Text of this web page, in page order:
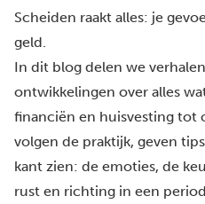
Scheiden raakt alles: je
geld.
In dit blog delen we
ontwikkelingen over alles
financiën en huisvesting tot
volgen de praktijk, geven
kant zien: de emoties, de
rust en richting in een